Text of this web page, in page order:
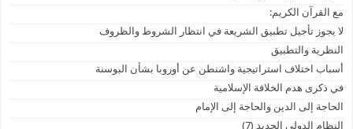
مع القرآن الكريم:
لا يجوز تأجيل تطبيق الشريعة في انتظار الشروط والظروف
النظرية والتطبيق
أسباب اختلاف استراتيجية واشنطن عن أوروبا بشأن البوسنة
في ذكرى هدم الخلافة الإسلامية
الحاجة إلى الدين والحاجة إلى الإمام
النظام الدولي الجديد (7)